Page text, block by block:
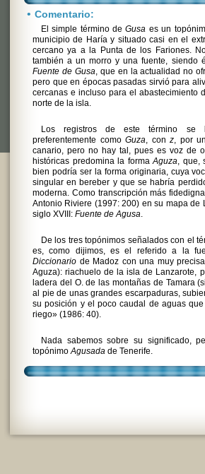
• Comentario:
El simple término deGusa es un
municipio de Haría y situado casi en el
cercano ya a la Punta de los Fariones.
también a un morro y una fuente, siendo
Fuente de Gusa, que en la actualidad no
pero que en épocas pasadas sirvió para
cercanas e incluso para el abastecimiento
norte de la isla.
Los registros de este término se
preferentemente como Guza, con z, por
canario, pero no hay tal, pues es voz de
históricas predomina la formaAguza, que,
bien podría ser la forma originaria, cuya
singular en bereber y que se habría
moderna. Como transcripción más
Antonio Riviere (1997: 200) en su mapa de
siglo XVIII: Fuente de Agusa.
De los tres topónimos señalados con el
es, como dijimos, es el referido a la
Diccionario de Madoz con una muy
Aguza): riachuelo de la isla de Lanzarote,
ladera del O. de las montañas de Tamara
al pie de unas grandes escarpaduras,
su posición y el poco caudal de aguas
riego» (1986: 40).
Nada sabemos sobre su significado,
topónimoAgusada de Tenerife.